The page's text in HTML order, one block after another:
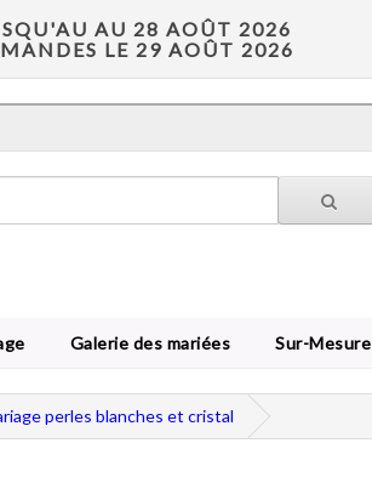
AU 28 AOÛT 2026
LE 29 AOÛT 2026
Galerie des mariées Sur-Mesure
perles blanches et cristal